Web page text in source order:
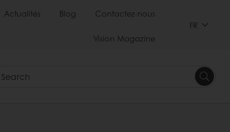
Actualités Blog Contactez-nous
Vision Magazine
FR
Search